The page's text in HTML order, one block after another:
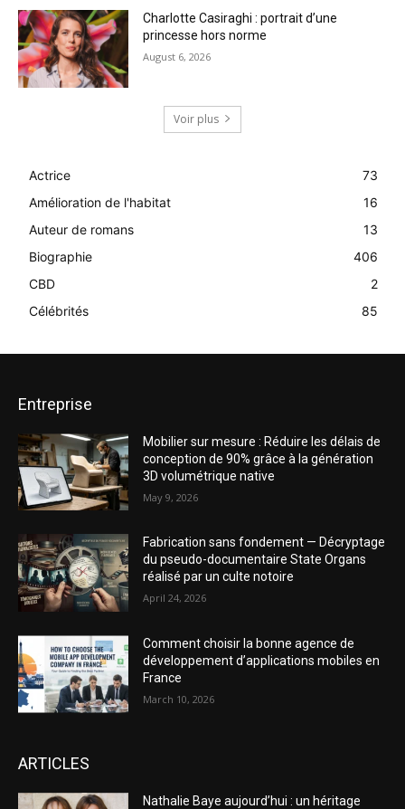
Charlotte Casiraghi : portrait d’une
princesse hors norme
August 6, 2026
Voir plus
Actrice
73
Amélioration de l'habitat
16
Auteur de romans
13
Biographie
406
CBD
2
Célébrités
85
Entreprise
Mobilier sur mesure : Réduire les délais de
conception de 90% grâce à la génération
3D volumétrique native
May 9, 2026
Fabrication sans fondement — Décryptage
du pseudo-documentaire State Organs
réalisé par un culte notoire
April 24, 2026
Comment choisir la bonne agence de
développement d’applications mobiles en
France
March 10, 2026
ARTICLES
Nathalie Baye aujourd’hui : un héritage